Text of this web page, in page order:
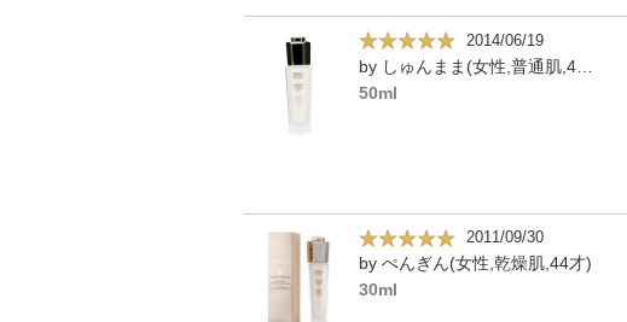
2014/06/19
50ml
2011/09/30
by ぺんぎん(女性,乾燥肌,44才)
30ml